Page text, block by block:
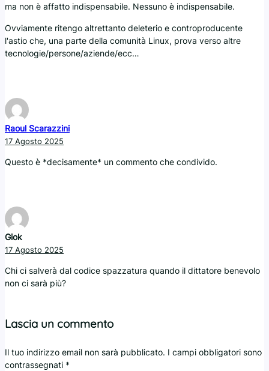
ma non è affatto indispensabile. Nessuno è indispensabile.
Ovviamente ritengo altrettanto deleterio e controproducente
l'astio che, una parte della comunità Linux, prova verso altre
tecnologie/persone/aziende/ecc…
Raoul Scarazzini
17 Agosto 2025
Questo è *decisamente* un commento che condivido.
Giok
17 Agosto 2025
Chi ci salverà dal codice spazzatura quando il dittatore benevolo
non ci sarà più?
Lascia un commento
Il tuo indirizzo email non sarà pubblicato. I campi obbligatori sono
contrassegnati *